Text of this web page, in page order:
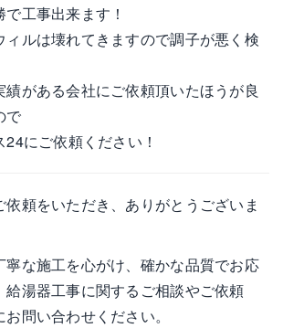
工事出来ます！
ィルは壊れてきますので調子が悪く検
績がある会社にご依頼頂いたほうが良
で
にご依頼ください！
依頼をいただき、ありがとうございま
寧な施工を心がけ、確かな品質でお応
給湯器工事に関するご相談やご依頼
問い合わせください。